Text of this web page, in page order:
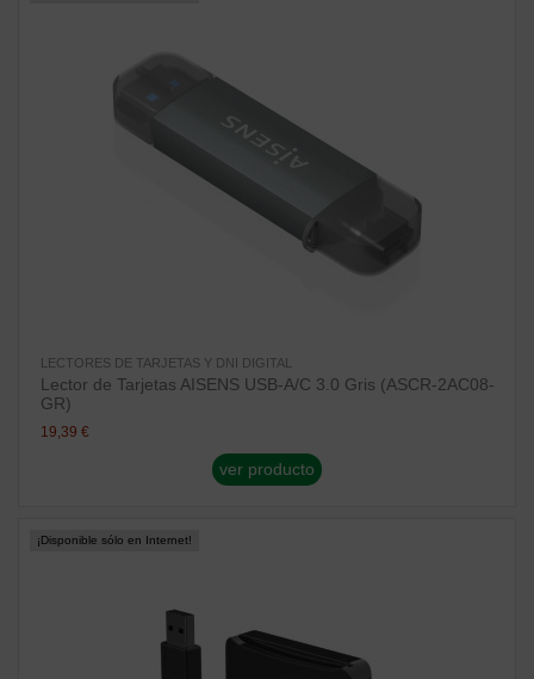
LECTORES DE TARJETAS Y DNI DIGITAL
Lector de Tarjetas AISENS USB-A/C 3.0 Gris (ASCR-2AC08-
GR)
19,39 €
ver producto
¡Disponible sólo en Internet!